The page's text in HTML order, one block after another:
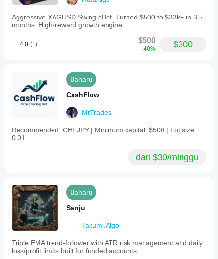
Aggressive XAGUSD Swing cBot. Turned $500 to $33k+ in 3.5
months. High-reward growth engine.
4.0 (1) $500
-40% $300
Baharu
CashFlow
MrTrades
Recommended: CHFJPY | Minimum capital: $500 | Lot size:
0.01
dari $30/minggu
Baharu
Sanju
Takumi.Algo
Triple EMA trend-follower with ATR risk management and daily
loss/profit limits built for funded accounts.